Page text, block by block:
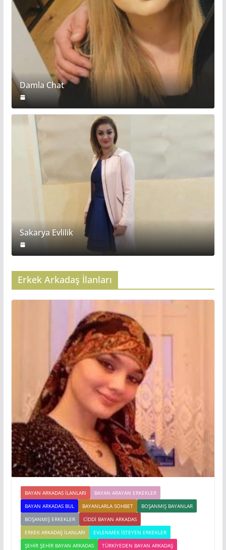
Damla Chat
Sakarya Evlilik
Erkek Arkadaş İlanları
BAYAN ARKADAS ILANLARI
BAYAN ARAYAN ERKEKLER
BAYAN ARKADAS BUL
BAYANLARLA SOHBET
BOŞANMIŞ BAYANLAR
BOŞANMIŞ ERKEKLER
CIDDI BAYAN ARKADAS
ERKEK ARKADAŞ ILANLARI
EVLENMEK İSTEYEN ERKEKLER
ŞEHIR ŞEHIR BAYAN ARKADAS
TÜRKIYEDEN BAYAN ARKADAŞ